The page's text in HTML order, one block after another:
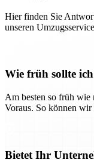
Hier finden Sie
unseren
Wie früh sollte
Am besten so früh wie
Voraus. So können
Bietet Ihr